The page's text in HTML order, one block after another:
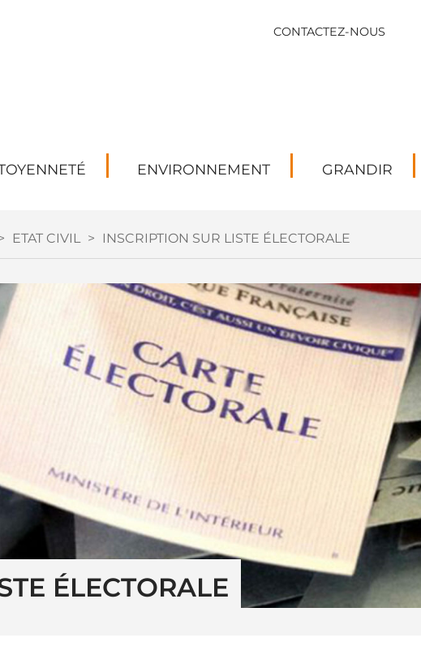
CONTACTEZ-NOUS
ENVIRONNEMENT GRANDIR
ETAT CIVIL > INSCRIPTION SUR LISTE ÉLECTORALE
ÉLECTORALE